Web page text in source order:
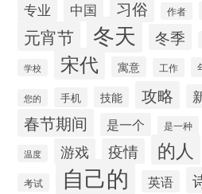
专业 中国 习俗 作者
元宵节 冬天 冬季
学校 宋代 寓意 工作
您的 手机 技能 攻略
春节期间 是一个 是一种
温度 游戏 疫情 的人
考试 自己的 英语